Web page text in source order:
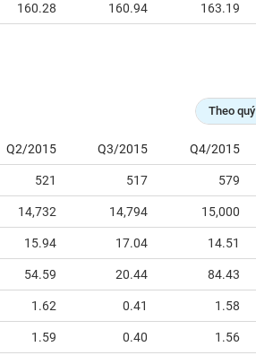
160.28 160.94 163.19
Theo quý
Q2/2015 Q3/2015 Q4/2015
521 517 579
14,732 14,794 15,000
15.94 17.04 14.51
54.59 20.44 84.43
1.62 0.41 1.58
1.59 0.40 1.56